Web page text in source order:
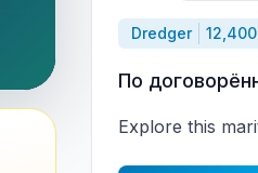
Dredger
По
Explore this